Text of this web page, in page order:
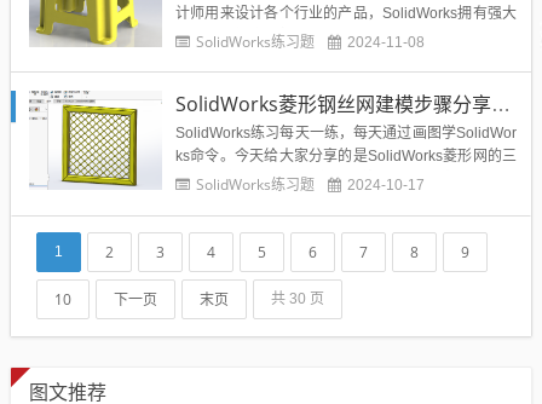
计师用来设计各个行业的产品，SolidWorks拥有强大
的建模、钣金、焊件、曲面、仿真等等模块，所以说
大家熟悉命令，综合运用来绘制一...
SolidWorks练习题 2024-11-08
SolidWorks菱形钢丝网建模步骤分享附菱形网模型
SolidWorks练习每天一练，每天通过画图学SolidWor
ks命令。今天给大家分享的是SolidWorks菱形网的三
维建模方法，希望大家可以练习一下其中的建模思
丝网效果图...
SolidWorks练习题 2024-10-17
1 2 3 4 5 6 7 8 9
10 下一页 末页 共 30 页
图文推荐